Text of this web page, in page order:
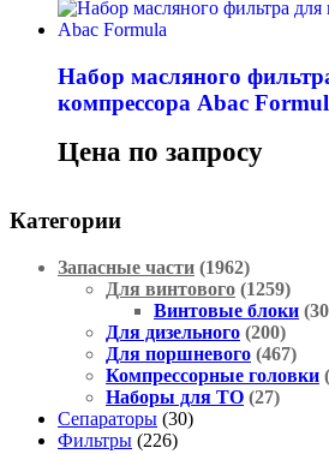
Набор масляного
компрессора Abac
Цена по запросу
Категории
Запасные части (1962)
Для винтового (1259)
Винтовые блоки
Для дизельного (200)
Для поршневого (467)
Компрессорные головки
Наборы для ТО (27)
Сепараторы (30)
Фильтры (226)